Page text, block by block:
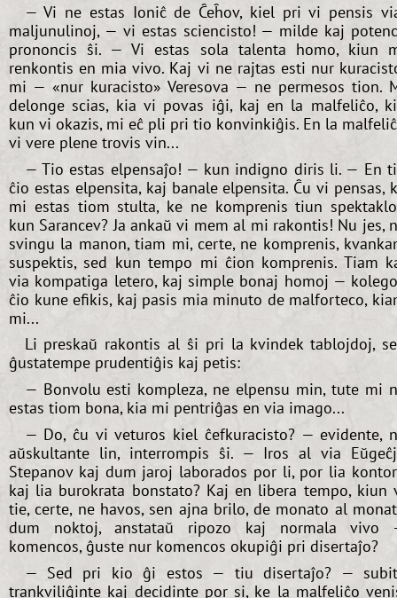
— Vi ne estas Ioniĉ de Ĉeĥov, kiel pri vi pensis
maljunulinoj, — vi estas sciencisto! — milde kaj
prononcis ŝi. — Vi estas sola talenta homo, kiun
renkontis en mia vivo. Kaj vi ne rajtas esti nur
mi — «nur kuracisto» Veresova — ne permesos tion.
delonge scias, kia vi povas iĝi, kaj en la malfeliĉo,
kun vi okazis, mi eĉ pli pri tio konvinkiĝis. En la
vi vere plene trovis vin...
— Tio estas elpensaĵo! — kun indigno diris li. — En
ĉio estas elpensita, kaj banale elpensita. Ĉu vi pensas,
mi estas tiom stulta, ke ne komprenis tiun
kun Sarancev? Ja ankaŭ vi mem al mi rakontis! Nu jes,
svingu la manon, tiam mi, certe, ne komprenis,
suspektis, sed kun tempo mi ĉion komprenis. Tiam
via kompatiga letero, kaj simple bonaj homoj —
ĉio kune efikis, kaj pasis mia minuto de malforteco,
mi...
Li preskaŭ rakontis al ŝi pri la kvindek tablojdoj,
ĝustatempe prudentiĝis kaj petis:
— Bonvolu esti kompleza, ne elpensu min, tute mi
estas tiom bona, kia mi pentriĝas en via imago...
— Do, ĉu vi veturos kiel ĉefkuracisto? — evidente,
aŭskultante lin, interrompis ŝi. — Iros al via
Stepanov kaj dum jaroj laborados por li, por lia
kaj lia burokrata bonstato? Kaj en libera tempo, kiun
tie, certe, ne havos, sen ajna brilo, de monato al
dum noktoj, anstataŭ ripozo kaj normala vivo
komencos, ĝuste nur komencos okupiĝi pri disertaĵo?
— Sed pri kio ĝi estos — tiu disertaĵo? —
trankviliĝinte kaj decidinte por si, ke la malfeliĉo